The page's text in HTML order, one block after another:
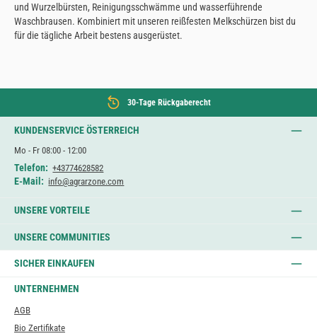
und Wurzelbürsten, Reinigungsschwämme und wasserführende
Waschbrausen. Kombiniert mit unseren reißfesten Melkschürzen bist du
für die tägliche Arbeit bestens ausgerüstet.
30-Tage Rückgaberecht
KUNDENSERVICE ÖSTERREICH
Mo - Fr 08:00 - 12:00
Telefon: +43774628582
E-Mail: info@agrarzone.com
UNSERE VORTEILE
UNSERE COMMUNITIES
SICHER EINKAUFEN
UNTERNEHMEN
AGB
Bio Zertifikate